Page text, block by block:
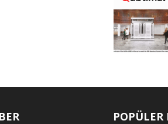
POPÜLER